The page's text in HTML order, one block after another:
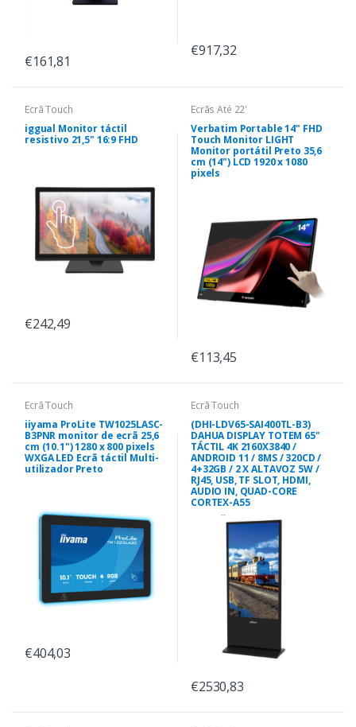
€161,81
€917,32
Ecrã Touch
iggual Monitor táctil
resistivo 21,5" 16:9 FHD
€242,49
Ecrãs Até 22'
Verbatim Portable 14" FHD
Touch Monitor LIGHT
Monitor portátil Preto 35,6
cm (14") LCD 1920 x 1080
pixels
€113,45
Ecrã Touch
iiyama ProLite TW1025LASC-
B3PNR monitor de ecrã 25,6
cm (10.1") 1280 x 800 pixels
WXGA LED Ecrã táctil Multi-
utilizador Preto
€404,03
Ecrã Touch
(DHI-LDV65-SAI400TL-B3)
DAHUA DISPLAY TOTEM 65"
TÁCTIL 4K 2160X3840 /
ANDROID 11 / 8MS / 320CD /
4+32GB / 2 X ALTAVOZ 5W /
RJ45, USB, TF SLOT, HDMI,
AUDIO IN, QUAD-CORE
CORTEX-A55
€2530,83